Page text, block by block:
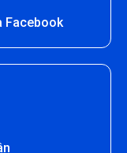
Facebook